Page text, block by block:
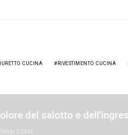
CUCINA RIVESTIMENTO CUCINA
del salotto e
2012